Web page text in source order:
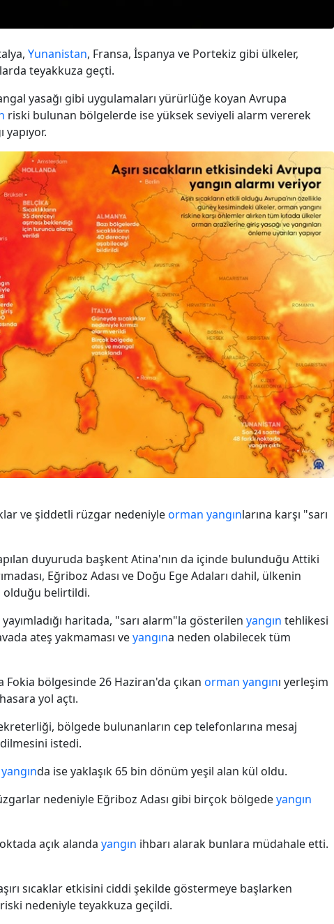
Yunanistan, Fransa, İspanya ve Portekiz gibi ülkeler,
teyakkuza geçti.
yasağı gibi uygulamaları yürürlüğe koyan Avrupa
riski bulunan bölgelerde ise yüksek seviyeli alarm vererek
yapıyor.
ve şiddetli rüzgar nedeniyleorman yangınlarına karşı "sarı
duyuruda başkent Atina'nın da içinde bulunduğu Attiki
Eğriboz Adası ve Doğu Ege Adaları dahil, ülkenin
olduğu belirtildi.
haritada, "sarı alarm"la gösterilen yangın tehlikesi
ateş yakmaması veyangına neden olabilecek tüm
bölgesinde 26 Haziran'da çıkan orman yangını yerleşim
yol açtı.
bölgede bulunanların cep telefonlarına mesaj
istedi.
yangında ise yaklaşık 65 bin dönüm yeşil alan kül oldu.
nedeniyle Eğriboz Adası gibi birçok bölgedeyangın
açık alanda yangın ihbarı alarak bunlara müdahale etti.
sıcaklar etkisini ciddi şekilde göstermeye başlarken
riski nedeniyle teyakkuza geçildi.